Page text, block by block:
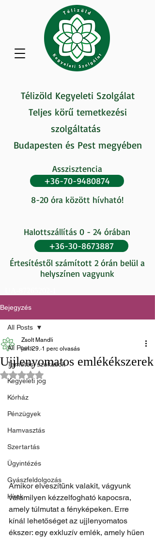
Télizöld Kegyeleti Szolgálat
Teljes körű temetkezési
szolgáltatás
Budapesten és Pest megyében
Asszisztencia
8-20 óra között hívható!
+36-70-9480874
Halottszállítás 0 - 24 órában
Értesítéstől számított 2 órán belül a
helyszínen vagyunk
+36-30-8673887
Bejegyzés
All Posts
Temetési szokások
Kegyeleti jog
Kórház
Pénzügyek
Hamvasztás
Szertartás
Ügyintézés
Gyászfeldolgozás
Hírek
All Posts
Ujjlenyomatos emlékékszerek
Zsolt Mandli
jan. 29. 1 perc olvasás
NaN csillagot kapott az 5-ből.
Amikor elveszítünk valakit, vágyunk
valamilyen kézzelfogható kapocsra,
amely túlmutat a fényképeken. Erre
kínál lehetőséget az ujjlenyomatos
ékszer: egy exkluzív emlék, amely hűen